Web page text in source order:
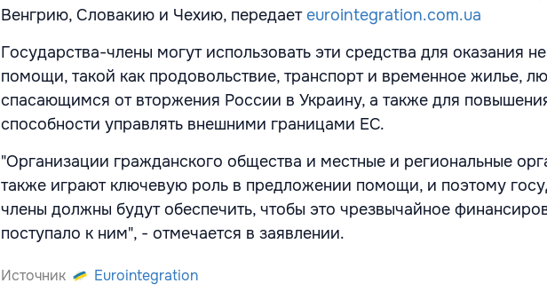
Венгрию, Словакию и Чехию, передаетeurointegration.com.ua
Государства-члены могут использовать эти средства для оказания
помощи, такой как продовольствие, транспорт и временное жилье,
спасающимся от вторжения России в Украину, а также для
способности управлять внешними границами ЕС.
"Организации гражданского общества и местные и региональные
также играют ключевую роль в предложении помощи, и поэтому
члены должны будут обеспечить, чтобы это чрезвычайное
поступало к ним", - отмечается в заявлении.
Источник Eurointegration